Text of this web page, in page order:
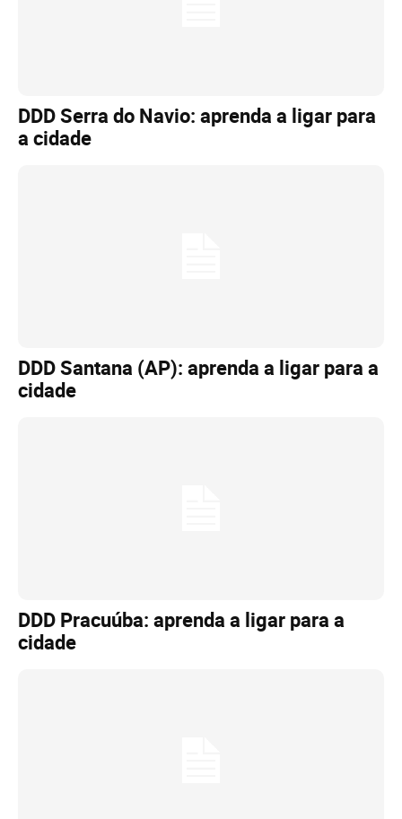
DDD Serra do Navio: aprenda a ligar para
a cidade
DDD Santana (AP): aprenda a ligar para a
cidade
DDD Pracuúba: aprenda a ligar para a
cidade